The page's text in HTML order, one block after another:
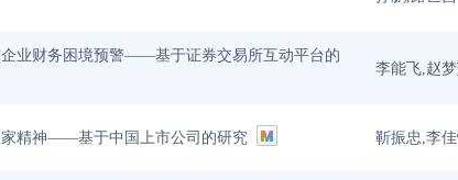
业财务困境预警——基于证券交易所互动平台的
李能飞,赵
家精神——基于中国上市公司的研究 靳振忠,李